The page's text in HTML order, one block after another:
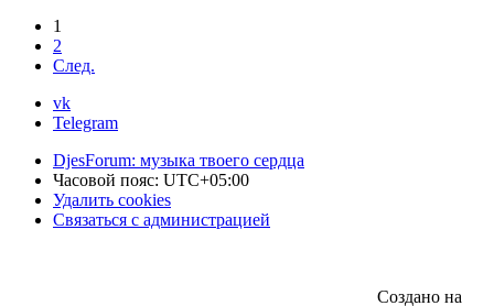
1
2
След.
vk
Telegram
DjesForum: музыка твоего сердца
Часовой пояс: UTC+05:00
Удалить cookies
Связаться с администрацией
Создано на